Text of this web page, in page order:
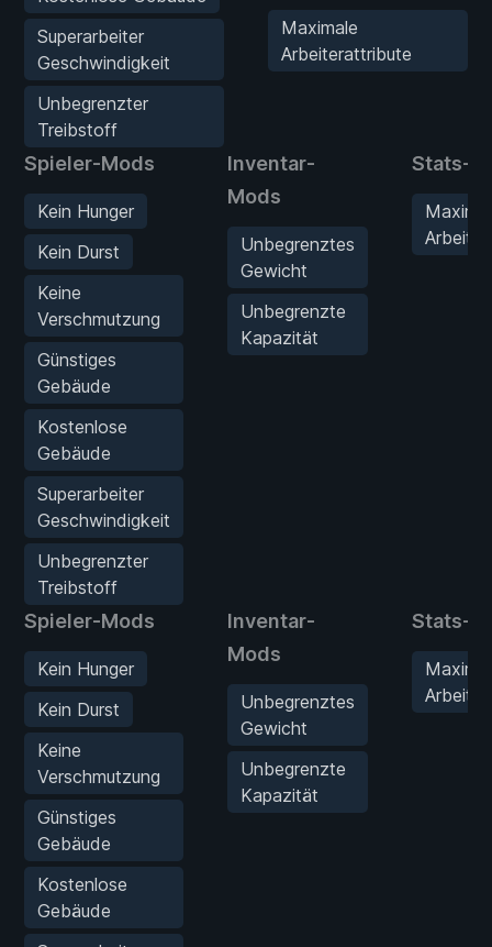
Superarbeiter
Geschwindigkeit
Unbegrenzter
Treibstoff
Maximale
Arbeiterattribute
Spieler-Mods
Kein Hunger
Kein Durst
Keine
Verschmutzung
Günstiges
Gebäude
Kostenlose
Gebäude
Superarbeiter
Geschwindigkeit
Unbegrenzter
Treibstoff
Inventar-
Mods
Unbegrenztes
Gewicht
Unbegrenzte
Kapazität
Stats-
Spieler-Mods
Kein Hunger
Kein Durst
Keine
Verschmutzung
Günstiges
Gebäude
Kostenlose
Gebäude
Inventar-
Mods
Unbegrenztes
Gewicht
Unbegrenzte
Kapazität
Stats-